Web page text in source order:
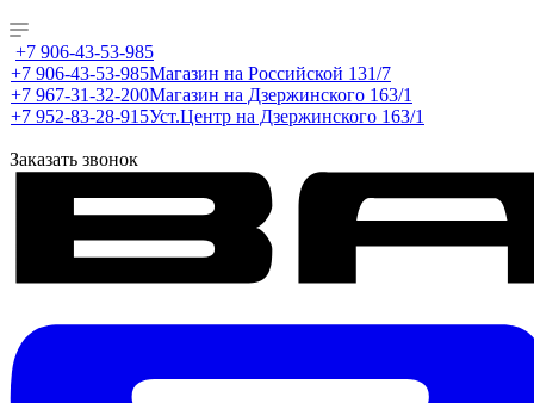
+7 906-43-53-985
+7 906-43-53-985Магазин на Российской 131/7
+7 967-31-32-200Магазин на Дзержинского 163/1
+7 952-83-28-915Уст.Центр на Дзержинского 163/1
Заказать звонок